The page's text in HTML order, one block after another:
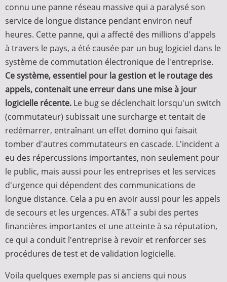
connu une panne réseau massive qui a paralysé son
service de longue distance pendant environ neuf
heures. Cette panne, qui a affecté des millions d'appels
à travers le pays, a été causée par un bug logiciel dans le
système de commutation électronique de l'entreprise.
Ce système, essentiel pour la gestion et le routage des
appels, contenait une erreur dans une mise à jour
logicielle récente. Le bug se déclenchait lorsqu'un switch
(commutateur) subissait une surcharge et tentait de
redémarrer, entraînant un effet domino qui faisait
tomber d'autres commutateurs en cascade. L'incident a
eu des répercussions importantes, non seulement pour
le public, mais aussi pour les entreprises et les services
d'urgence qui dépendent des communications de
longue distance. Cela a pu en avoir aussi pour les appels
de secours et les urgences. AT&T a subi des pertes
financières importantes et une atteinte à sa réputation,
ce qui a conduit l'entreprise à revoir et renforcer ses
procédures de test et de validation logicielle.
Voila quelques exemple pas si anciens qui nous